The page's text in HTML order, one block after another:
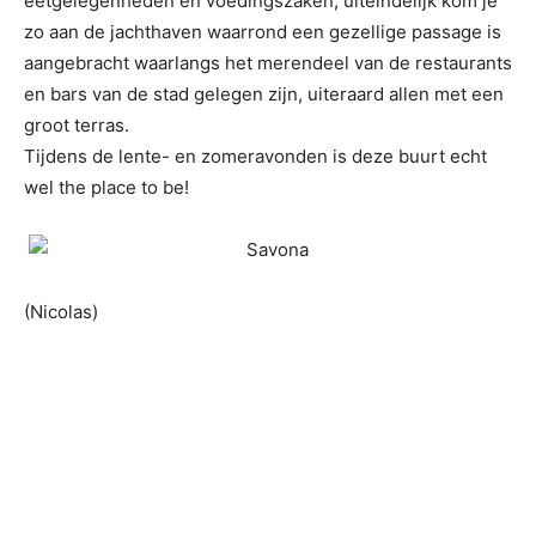
zo aan de jachthaven waarrond een gezellige passage is
aangebracht waarlangs het merendeel van de restaurants
en bars van de stad gelegen zijn, uiteraard allen met een
groot terras.
Tijdens de lente- en zomeravonden is deze buurt echt
wel the place to be!
(Nicolas)